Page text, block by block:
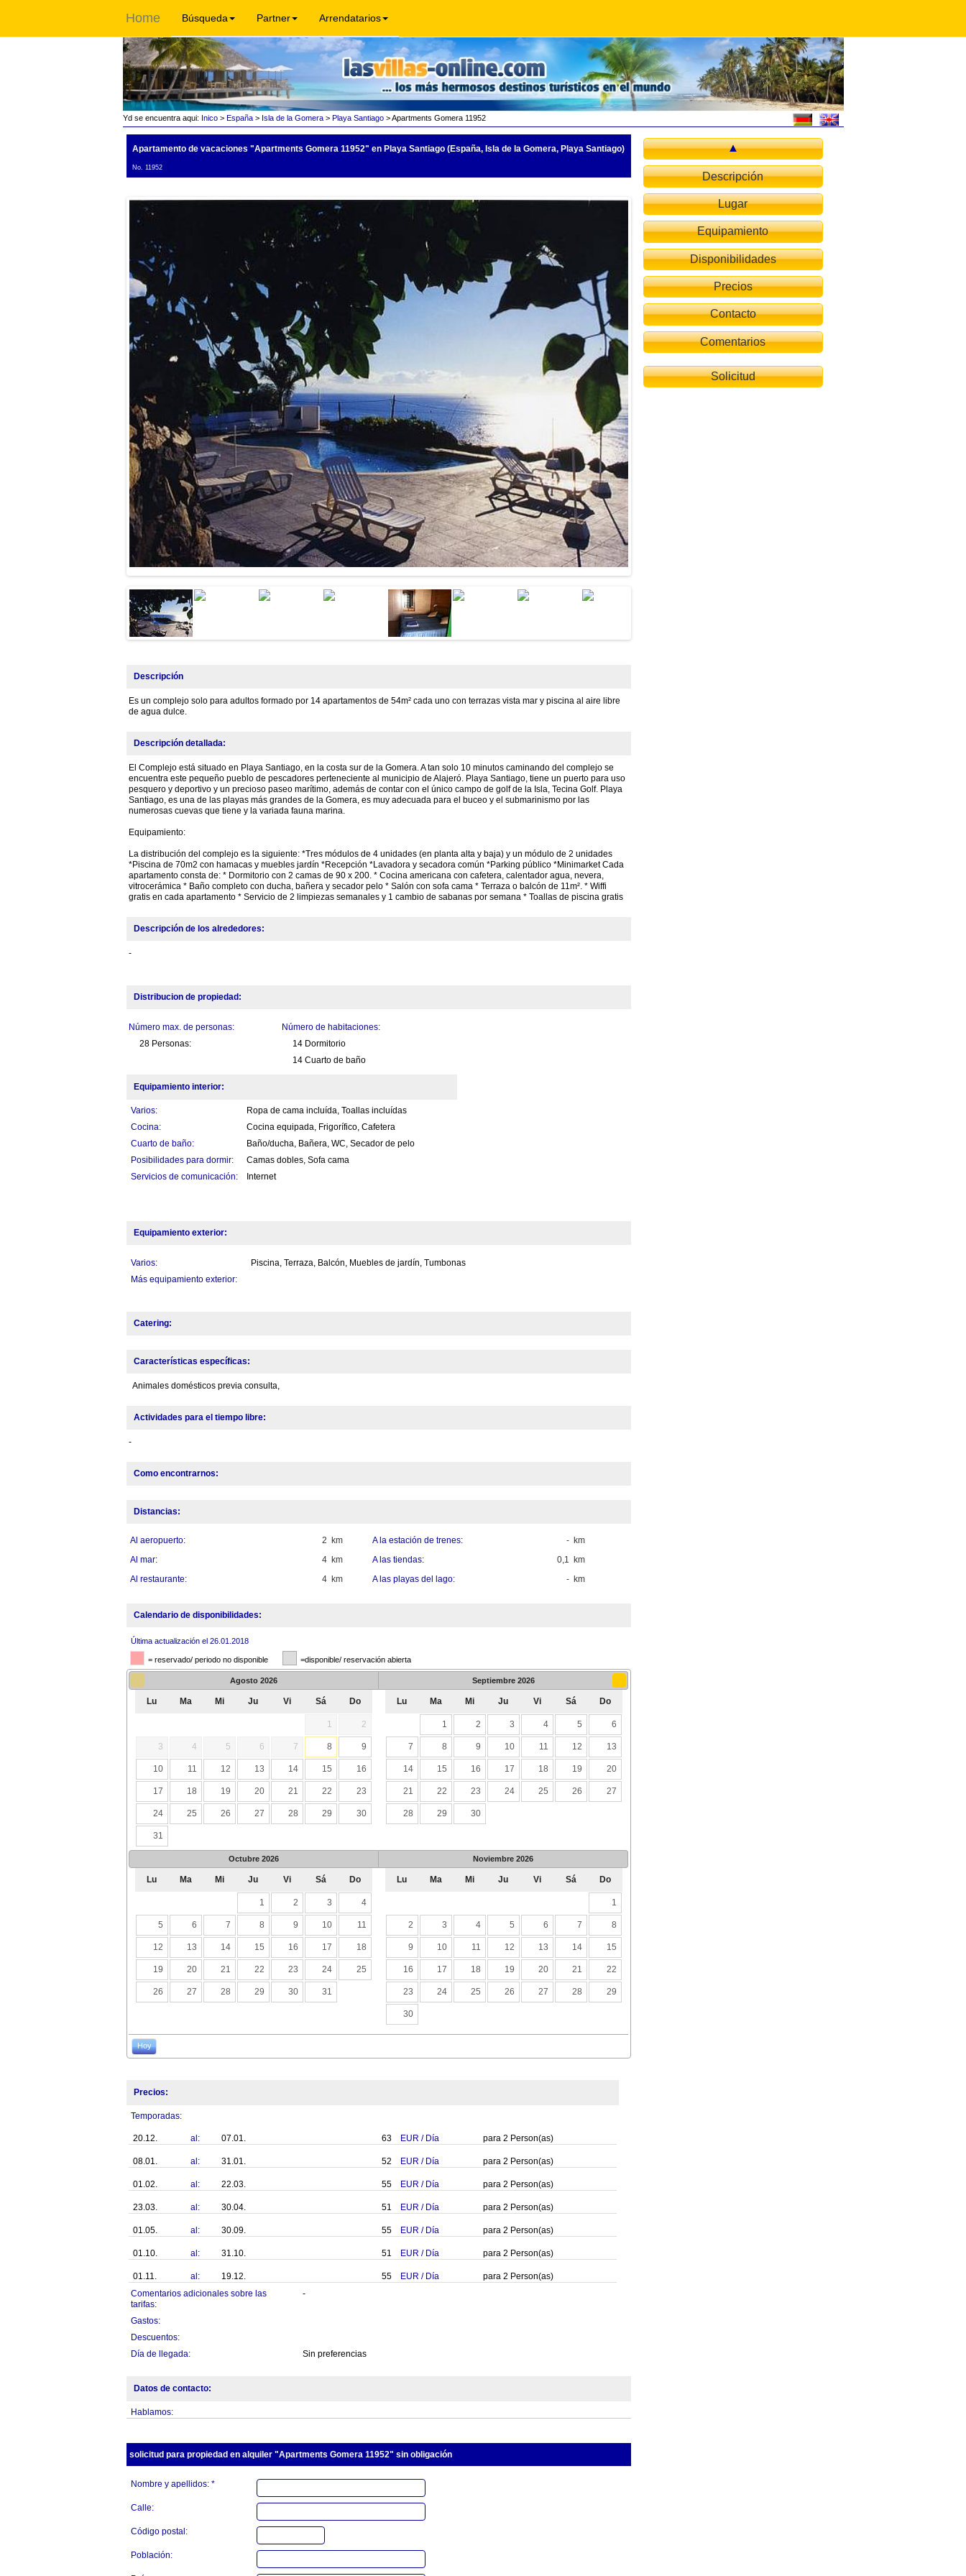
Home Búsqueda Partner Arrendatarios
Yd se encuentra aqui: Inico> España> Isla de la Gomera> Playa Santiago> Apartments Gomera 11952
Apartamento de vacaciones "Apartments Gomera 11952" en Playa Santiago (España, Isla de la Gomera, Playa Santiago)
No. 11952
Descripción
Es un complejo solo para adultos formado por 14 apartamentos de 54m² cada uno con terrazas vista mar y piscina al aire libre
de agua dulce.
Descripción detallada:
El Complejo está situado en Playa Santiago, en la costa sur de la Gomera. A tan solo 10 minutos caminando del complejo se
encuentra este pequeño pueblo de pescadores perteneciente al municipio de Alajeró. Playa Santiago, tiene un puerto para uso
pesquero y deportivo y un precioso paseo marítimo, además de contar con el único campo de golf de la Isla, Tecina Golf. Playa
Santiago, es una de las playas más grandes de la Gomera, es muy adecuada para el buceo y el submarinismo por las
numerosas cuevas que tiene y la variada fauna marina.
Equipamiento:
La distribución del complejo es la siguiente: *Tres módulos de 4 unidades (en planta alta y baja) y un módulo de 2 unidades
*Piscina de 70m2 con hamacas y muebles jardín *Recepción *Lavadora y secadora común *Parking público *Minimarket Cada
apartamento consta de: * Dormitorio con 2 camas de 90 x 200. * Cocina americana con cafetera, calentador agua, nevera,
vitrocerámica * Baño completo con ducha, bañera y secador pelo * Salón con sofa cama * Terraza o balcón de 11m². * Wiffi
gratis en cada apartamento * Servicio de 2 limpiezas semanales y 1 cambio de sabanas por semana * Toallas de piscina gratis
Descripción de los alrededores:
-
Distribucion de propiedad:
Número max. de personas:
28 Personas:
Número de habitaciones:
14 Dormitorio
14 Cuarto de baño
Equipamiento interior:
Varios:
Ropa de cama incluída, Toallas incluídas
Cocina:
Cocina equipada, Frigorífico, Cafetera
Cuarto de baño:
Baño/ducha, Bañera, WC, Secador de pelo
Posibilidades para dormir:
Camas dobles, Sofa cama
Servicios de comunicación:
Internet
Equipamiento exterior:
Varios:
Piscina, Terraza, Balcón, Muebles de jardín, Tumbonas
Más equipamiento exterior:
Catering:
Características específicas:
Animales domésticos previa consulta,
Actividades para el tiempo libre:
-
Como encontrarnos:
Distancias:
2 km
Al aeropuerto: - km
A la estación de trenes:
4 km
Al mar: 0,1 km
A las tiendas:
4 km
Al restaurante: - km
A las playas del lago:
Calendario de disponibilidades:
Última actualización el 26.01.2018
= reservado/ periodo no disponible =disponible/ reservación abierta
Agosto 2026
Lu Ma Mi Ju Vi Sá Do
1 2
3 4 5 6 7 8 9
10 11 12 13 14 15 16
17 18 19 20 21 22 23
24 25 26 27 28 29 30
31
Septiembre 2026
Lu Ma Mi Ju Vi Sá Do
1 2 3 4 5 6
7 8 9 10 11 12 13
14 15 16 17 18 19 20
21 22 23 24 25 26 27
28 29 30
Octubre 2026
Lu Ma Mi Ju Vi Sá Do
1 2 3 4
5 6 7 8 9 10 11
12 13 14 15 16 17 18
19 20 21 22 23 24 25
26 27 28 29 30 31
Noviembre 2026
Lu Ma Mi Ju Vi Sá Do
1
2 3 4 5 6 7 8
9 10 11 12 13 14 15
16 17 18 19 20 21 22
23 24 25 26 27 28 29
30
Hoy
Precios:
Temporadas:
20.12. al: 07.01. 63 EUR / Día para 2 Person(as)
08.01. al: 31.01. 52 EUR / Día para 2 Person(as)
01.02. al: 22.03. 55 EUR / Día para 2 Person(as)
23.03. al: 30.04. 51 EUR / Día para 2 Person(as)
01.05. al: 30.09. 55 EUR / Día para 2 Person(as)
01.10. al: 31.10. 51 EUR / Día para 2 Person(as)
01.11. al: 19.12. 55 EUR / Día para 2 Person(as)
Comentarios adicionales sobre las
tarifas:
-
Gastos:
Descuentos:
Día de llegada:
Sin preferencias
Datos de contacto:
Hablamos:
solicitud para propiedad en alquiler "Apartments Gomera 11952" sin obligación
Nombre y apellidos: *
Calle:
Código postal:
Población:
Descripción
Lugar
Equipamiento
Disponibilidades
Precios
Contacto
Comentarios
Solicitud